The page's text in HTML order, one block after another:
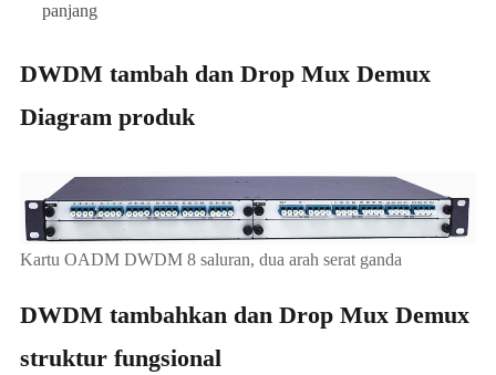
panjang
DWDM tambah dan Drop Mux Demux
Diagram produk
Kartu OADM DWDM 8 saluran, dua arah serat ganda
DWDM tambahkan dan Drop Mux Demux
struktur fungsional